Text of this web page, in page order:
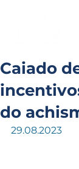
Caiado
do
29.08.2023